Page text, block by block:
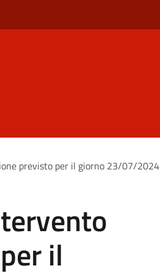
previsto per il giorno 23/07/2024
il